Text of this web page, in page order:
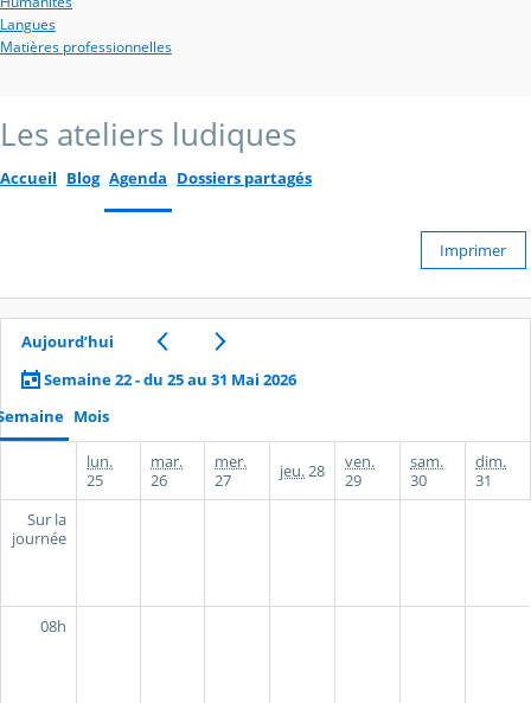
Langues
Matières professionnelles
Les ateliers ludiques
Accueil Blog Agenda Dossiers partagés
Imprimer
Aujourd’hui
Semaine 22 - du 25 au 31 Mai 2026
Mois
lun.
25
mar.
26
mer.
27
jeu. 28
ven.
29
sam.
30
dim.
31
Sur la
journée
08h